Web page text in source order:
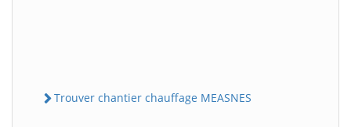
Trouver chantier chauffage MEASNES